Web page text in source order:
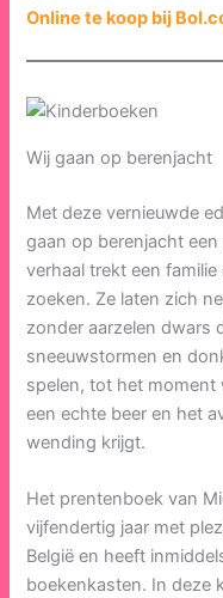
Online te koop bij
Wij gaan op berenjacht
Met deze vernieuwde
gaan op berenjacht
verhaal trekt een
zoeken. Ze laten zich
zonder aarzelen dwars
sneeuwstormen en
spelen, tot het
een echte beer en het
wending krijgt.
Het prentenboek van
vijfendertig jaar met
België en heeft
boekenkasten. In deze